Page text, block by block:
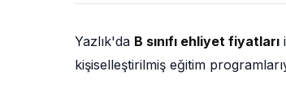
Yazlık'da B sınıfı ehliyet fiyatları
kişiselleştirilmiş eğitim